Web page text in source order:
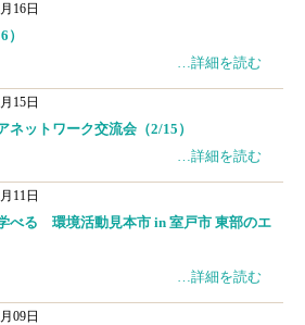
16日
…詳細を読む
15日
ネットワーク交流会（2/15）
…詳細を読む
11日
べる 環境活動見本市 in 室戸市 東部のエ
…詳細を読む
09日